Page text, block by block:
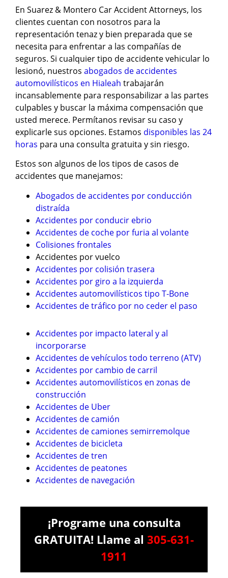
En Suarez & Montero Car Accident Attorneys, los
clientes cuentan con nosotros para la
representación tenaz y bien preparada que se
necesita para enfrentar a las compañías de
seguros. Si cualquier tipo de accidente vehicular lo
lesionó, nuestros abogados de accidentes
automovilísticos en Hialeah trabajarán
incansablemente para responsabilizar a las partes
culpables y buscar la máxima compensación que
usted merece. Permítanos revisar su caso y
explicarle sus opciones. Estamos disponibles las 24
horas para una consulta gratuita y sin riesgo.
Estos son algunos de los tipos de casos de
accidentes que manejamos:
Abogados de accidentes por conducción
distraída
Accidentes por conducir ebrio
Accidentes de coche por furia al volante
Colisiones frontales
Accidentes por vuelco
Accidentes por colisión trasera
Accidentes por giro a la izquierda
Accidentes automovilísticos tipo T-Bone
Accidentes de tráfico por no ceder el paso
Accidentes por impacto lateral y al
incorporarse
Accidentes de vehículos todo terreno (ATV)
Accidentes por cambio de carril
Accidentes automovilísticos en zonas de
construcción
Accidentes de Uber
Accidentes de camión
Accidentes de camiones semirremolque
Accidentes de bicicleta
Accidentes de tren
Accidentes de peatones
Accidentes de navegación
¡Programe una consulta
GRATUITA! Llame al 305-631-
1911